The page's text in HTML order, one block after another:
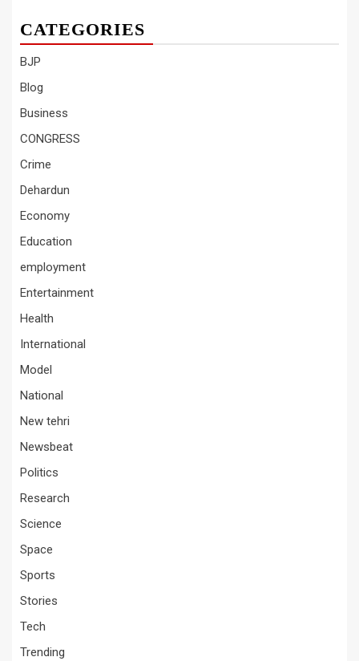
CATEGORIES
BJP
Blog
Business
CONGRESS
Crime
Dehardun
Economy
Education
employment
Entertainment
Health
International
Model
National
New tehri
Newsbeat
Politics
Research
Science
Space
Sports
Stories
Tech
Trending